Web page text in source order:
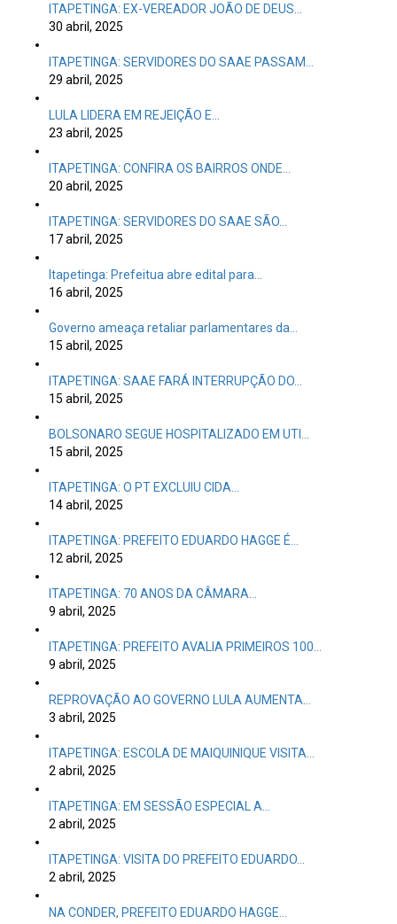
ITAPETINGA: EX-VEREADOR JOÃO DE DEUS…
30 abril, 2025
ITAPETINGA: SERVIDORES DO SAAE PASSAM…
29 abril, 2025
LULA LIDERA EM REJEIÇÃO E…
23 abril, 2025
ITAPETINGA: CONFIRA OS BAIRROS ONDE…
20 abril, 2025
ITAPETINGA: SERVIDORES DO SAAE SÃO…
17 abril, 2025
Itapetinga: Prefeitua abre edital para…
16 abril, 2025
Governo ameaça retaliar parlamentares da…
15 abril, 2025
ITAPETINGA: SAAE FARÁ INTERRUPÇÃO DO…
15 abril, 2025
BOLSONARO SEGUE HOSPITALIZADO EM UTI…
15 abril, 2025
ITAPETINGA: O PT EXCLUIU CIDA…
14 abril, 2025
ITAPETINGA: PREFEITO EDUARDO HAGGE É…
12 abril, 2025
ITAPETINGA: 70 ANOS DA CÂMARA…
9 abril, 2025
ITAPETINGA: PREFEITO AVALIA PRIMEIROS 100…
9 abril, 2025
REPROVAÇÃO AO GOVERNO LULA AUMENTA…
3 abril, 2025
ITAPETINGA: ESCOLA DE MAIQUINIQUE VISITA…
2 abril, 2025
ITAPETINGA: EM SESSÃO ESPECIAL A…
2 abril, 2025
ITAPETINGA: VISITA DO PREFEITO EDUARDO…
2 abril, 2025
NA CONDER, PREFEITO EDUARDO HAGGE…